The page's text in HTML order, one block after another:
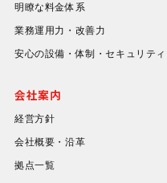
明瞭な料金体系
業務運用力・改善力
安心の設備・体制・セキュリティ
会社案内
経営方針
会社概要・沿革
拠点一覧